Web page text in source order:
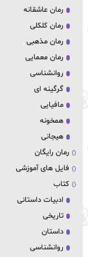
رمان عاشقانه
رمان کلکلی
رمان مذهبی
رمان معمایی
روانشناسی
گرگینه ای
مافیایی
همخونه
هیجانی
رمان رایگان
فایل های آموزشی
کتاب
ادبیات داستانی
تاریخی
داستان
روانشناسی